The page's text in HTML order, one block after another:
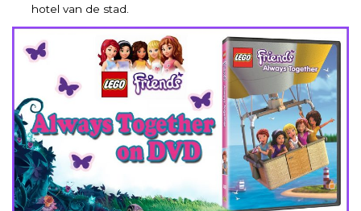
hotel van de stad.